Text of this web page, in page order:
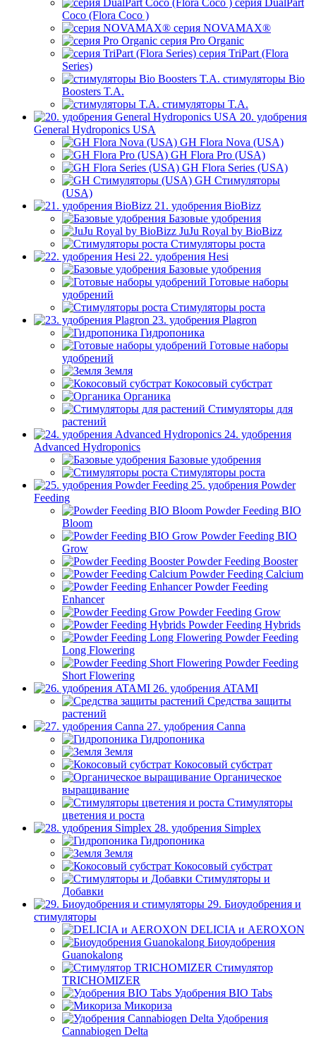
серия DualPart
Coco (Flora Coco )
серия NOVAMAX®
серия Pro Organic
серия TriPart (Flora
Series)
стимуляторы Bio
Boosters T.A.
стимуляторы T.A.
20. удобрения
General Hydroponics USA
GH Flora Nova (USA)
GH Flora Pro (USA)
GH Flora Series (USA)
GH Стимуляторы
(USA)
21. удобрения BioBizz
Базовые удобрения
JuJu Royal by BioBizz
Стимуляторы роста
22. удобрения Hesi
Базовые удобрения
Готовые наборы
удобрений
Стимуляторы роста
23. удобрения Plagron
Гидропоника
Готовые наборы
удобрений
Земля
Кокосовый субстрат
Органика
Стимуляторы для
растений
24. удобрения
Advanced Hydroponics
Базовые удобрения
Стимуляторы роста
25. удобрения Powder
Feeding
Powder Feeding BIO
Bloom
Powder Feeding BIO
Grow
Powder Feeding Booster
Powder Feeding Calcium
Powder Feeding
Enhancer
Powder Feeding Grow
Powder Feeding Hybrids
Powder Feeding
Long Flowering
Powder Feeding
Short Flowering
26. удобрения ATAMI
Средства защиты
растений
27. удобрения Canna
Гидропоника
Земля
Кокосовый субстрат
Органическое
выращивание
Стимуляторы
цветения и роста
28. удобрения Simplex
Гидропоника
Земля
Кокосовый субстрат
Стимуляторы и
Добавки
29. Биоудобрения и
стимуляторы
DELICIA и AEROXON
Биоудобрения
Guanokalong
Стимулятор
TRICHOMIZER
Удобрения BIO Tabs
Микориза
Удобрения
Cannabiogen Delta